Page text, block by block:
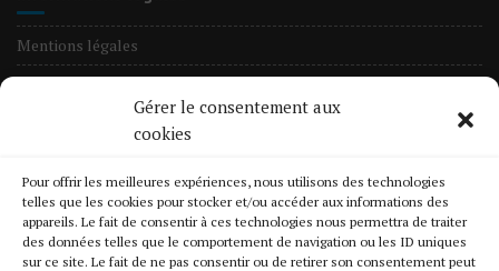
Gérer le consentement aux
cookies
Pour offrir les meilleures expériences, nous utilisons des technologies
telles que les cookies pour stocker et/ou accéder aux informations des
appareils. Le fait de consentir à ces technologies nous permettra de traiter
des données telles que le comportement de navigation ou les ID uniques
sur ce site. Le fait de ne pas consentir ou de retirer son consentement peut
Mentions légales
Nos Tarifs
Informations Cookies
Politique de confidentialité
Quelques Chantiers